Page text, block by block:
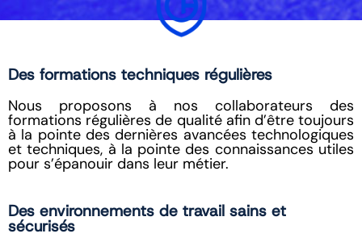
Des formations techniques régulières
Nous proposons à nos collaborateurs des
formations régulières de qualité afin d’être toujours
à la pointe des dernières avancées technologiques
et techniques, à la pointe des connaissances utiles
pour s’épanouir dans leur métier.
Des environnements de travail sains et
sécurisés